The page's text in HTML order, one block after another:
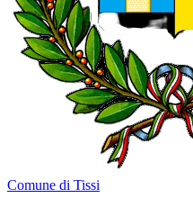
Comune di Tissi